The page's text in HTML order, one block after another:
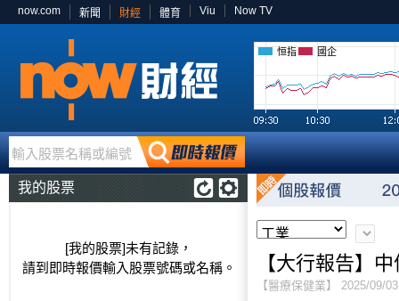
now.com 新聞 財經 體育 Viu Now TV
恒指 國企
輸入股票名稱或編號
我的股票
[我的股票]未有記錄，
請到即時報價輸入股票號碼或名稱。
【大行報告】
【醫療保健業】 2025/09/